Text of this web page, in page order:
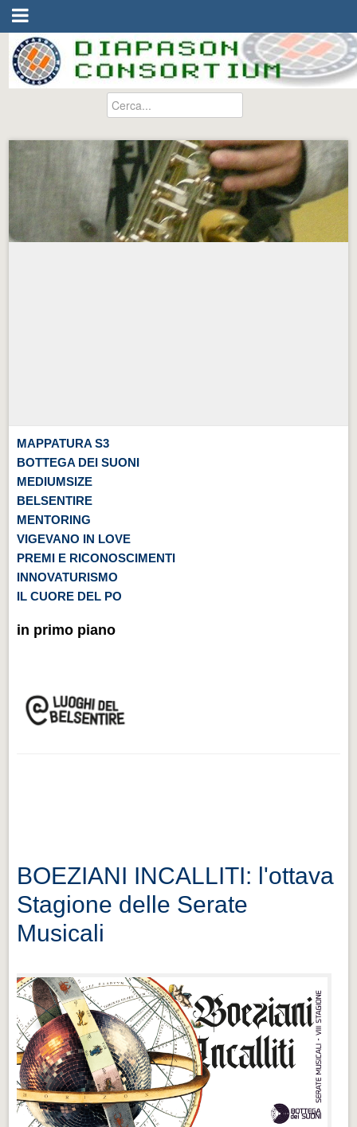
MAPPATURA S3
BOTTEGA DEI SUONI
MEDIUMSIZE
BELSENTIRE
MENTORING
VIGEVANO IN LOVE
PREMI E RICONOSCIMENTI
INNOVATURISMO
IL CUORE DEL PO
in primo piano
BOEZIANI INCALLITI: l'ottava
Stagione delle Serate
Musicali